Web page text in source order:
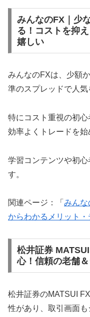
みんなのFX｜少
る！コストを抑
嬉しい
みんなのFXは、少額
準のスプレッドで人気
特にコスト重視の初
効率よくトレードを始
学習コンテンツや初
す。
関連ページ：「 みんな
からわかるメリット
松井証券
心！信頼の老舗
松井証券のMATSUI
性があり、取引画面